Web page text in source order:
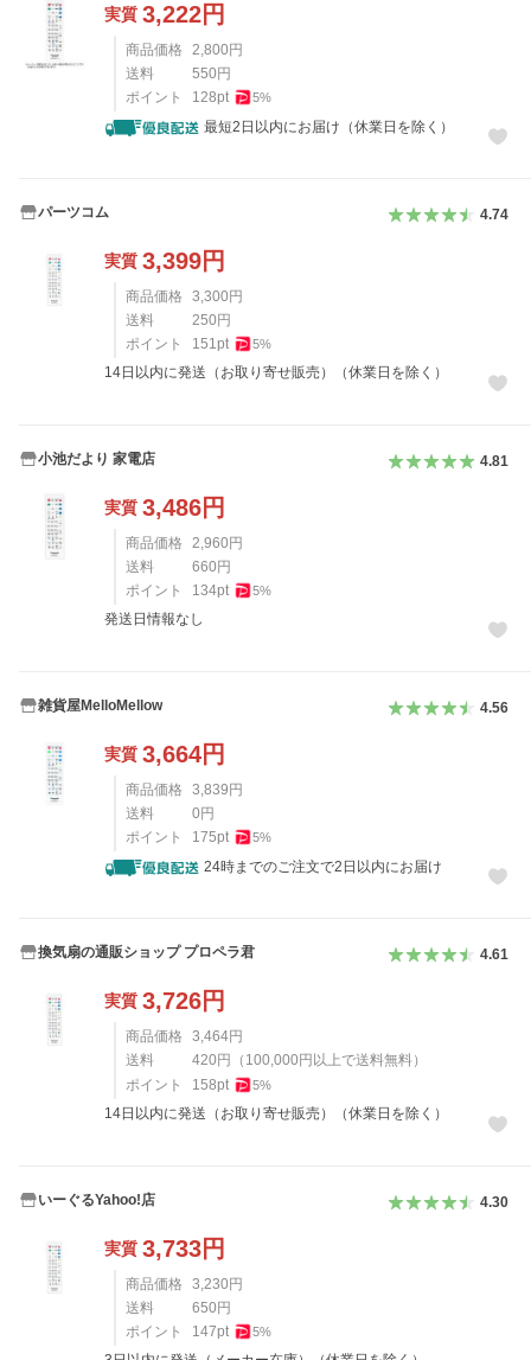
実質 3,222円
商品価格 2,800 円
送料
550 円
ポイント
128pt 5%
最短2日以内にお届け（休業日を除く）
パーツコム 4.74
実質 3,399円
商品価格 3,300 円
送料
250 円
ポイント
151pt 5%
14日以内に発送（お取り寄せ販売）（休業日を除く）
小池だより 家電店 4.81
実質 3,486円
商品価格 2,960 円
送料
660 円
ポイント
134pt 5%
発送日情報なし
雑貨屋MelloMellow 4.56
実質 3,664円
商品価格 3,839 円
送料
0 円
ポイント
175pt 5%
24時までのご注文で2日以内にお届け
換気扇の通販ショップ プロペラ君 4.61
実質 3,726円
商品価格 3,464円
送料
420 円 （ 100,000 円以上で送料無料）
ポイント
158pt 5%
14日以内に発送（お取り寄せ販売）（休業日を除く）
いーぐるYahoo!店 4.30
実質 3,733円
商品価格 3,230 円
送料
650 円
ポイント
147pt 5%